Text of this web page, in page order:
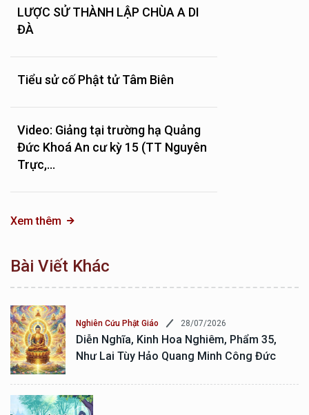
LƯỢC SỬ THÀNH LẬP CHÙA A DI
ĐÀ
Tiểu sử cố Phật tử Tâm Biên
Video: Giảng tại trường hạ Quảng
Đức Khoá An cư kỳ 15 (TT Nguyên
Trực,...
Xem thêm
Bài Viết Khác
Nghiên Cứu Phật Giáo 28/07/2026
Diễn Nghĩa, Kinh Hoa Nghiêm, Phẩm 35,
Như Lai Tùy Hảo Quang Minh Công Đức